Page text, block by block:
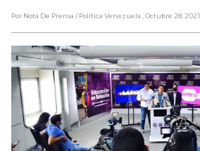
Por Nota De Prensa / Política Venezuela , Octubre 28, 2021